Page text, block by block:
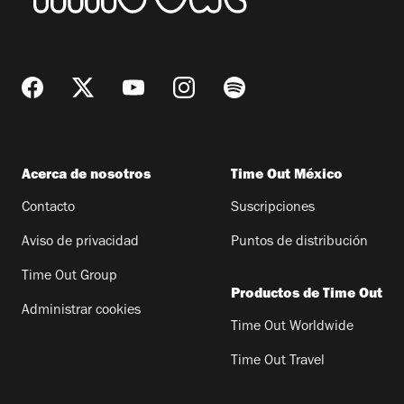
Acerca de nosotros
Contacto
Aviso de privacidad
Time Out Group
Administrar cookies
Time Out México
Suscripciones
Puntos de distribución
Productos de Time Out
Time Out Worldwide
Time Out Travel